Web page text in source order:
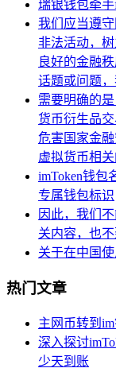
瑞银钱包牵
我们应当遵
非法活动，
良好的金融
话题或问题
需要明确的
货币衍生品
危害国家金
虚拟货币相
imToken钱包
专属钱包标识
因此，我们
关内容，也
关于在中国
热门文章
主网币转到
深入探讨
少天到账